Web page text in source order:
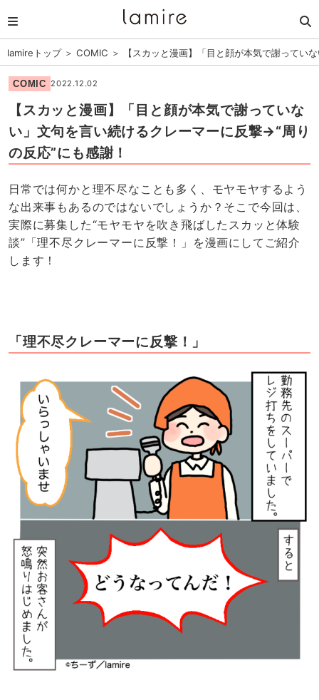
lamireトップ＞ COMIC ＞ 【スカッと漫画】「目と顔が本気で謝ってい
COMIC 2022.12.02
【スカッと漫画】「目と顔が本気で謝っていな
い」文句を言い続けるクレーマーに反撃→“周り
の反応”にも感謝！
日常では何かと理不尽なことも多く、モヤモヤするよう
な出来事もあるのではないでしょうか？そこで今回は、
実際に募集した“モヤモヤを吹き飛ばしたスカッと体験
談”「理不尽クレーマーに反撃！」を漫画にしてご紹介
します！
「理不尽クレーマーに反撃！」